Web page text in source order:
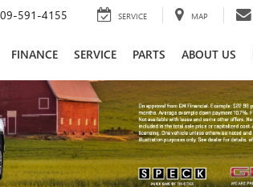
591-4155 SERVICE MAP
FINANCE SERVICE PARTS ABOUT US